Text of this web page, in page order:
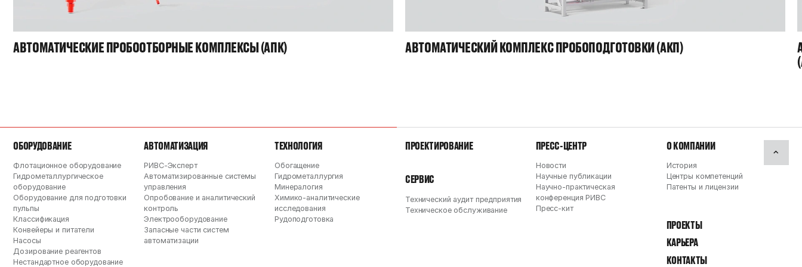
АВТОМАТИЧЕСКИЕ ПРОБООТБОРНЫЕ КОМПЛЕКСЫ (АПК) АВТОМАТИЧЕСКИЙ КОМПЛЕКС ПРОБОПОДГОТОВКИ (АКП)
ОБОРУДОВАНИЕ
Флотационное оборудование
Гидрометаллургическое
оборудование
Оборудование для подготовки
пульпы
Классификация
Конвейеры и питатели
Насосы
Дозирование реагентов
Нестандартное оборудование
АВТОМАТИЗАЦИЯ
РИВС-Эксперт
Автоматизированные системы
управления
Опробование и аналитический
контроль
Электрооборудование
Запасные части систем
автоматизации
ТЕХНОЛОГИЯ
Обогащение
Гидрометаллургия
Минералогия
Химико-аналитические
исследования
Рудоподготовка
ПРОЕКТИРОВАНИЕ
СЕРВИС
Технический аудит предприятия
Техническое обслуживание
ПРЕСС-ЦЕНТР
Новости
Научные публикации
Научно-практическая
конференция РИВС
Пресс-кит
О КОМПАНИИ
История
Центры компетенций
Патенты и лицензии
ПРОЕКТЫ
КАРЬЕРА
КОНТАКТЫ